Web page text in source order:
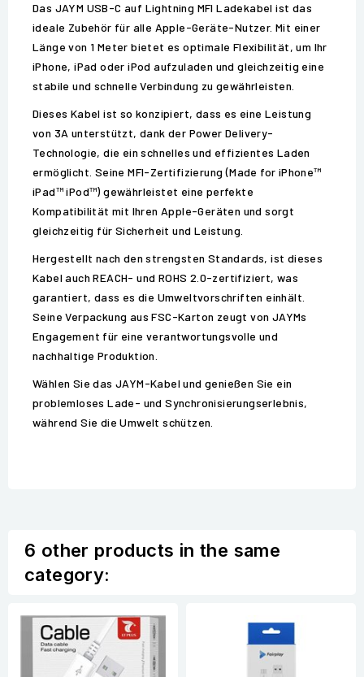
Das JAYM USB-C auf Lightning MFI Ladekabel ist das
ideale Zubehör für alle Apple-Geräte-Nutzer. Mit einer
Länge von 1 Meter bietet es optimale Flexibilität, um Ihr
iPhone, iPad oder iPod aufzuladen und gleichzeitig eine
stabile und schnelle Verbindung zu gewährleisten.
Dieses Kabel ist so konzipiert, dass es eine Leistung
von 3A unterstützt, dank der Power Delivery-
Technologie, die ein schnelles und effizientes Laden
ermöglicht. Seine MFI-Zertifizierung (Made for iPhone™
iPad™ iPod™) gewährleistet eine perfekte
Kompatibilität mit Ihren Apple-Geräten und sorgt
gleichzeitig für Sicherheit und Leistung.
Hergestellt nach den strengsten Standards, ist dieses
Kabel auch REACH- und ROHS 2.0-zertifiziert, was
garantiert, dass es die Umweltvorschriften einhält.
Seine Verpackung aus FSC-Karton zeugt von JAYMs
Engagement für eine verantwortungsvolle und
nachhaltige Produktion.
Wählen Sie das JAYM-Kabel und genießen Sie ein
problemloses Lade- und Synchronisierungserlebnis,
während Sie die Umwelt schützen.
6 other products in the same
category: